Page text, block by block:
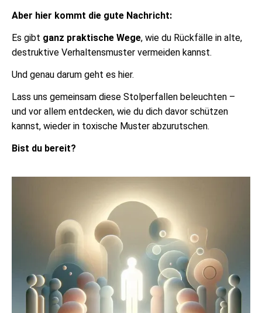
Aber hier kommt die gute Nachricht:
Es gibt ganz praktische Wege, wie du Rückfälle in alte,
destruktive Verhaltensmuster vermeiden kannst.
Und genau darum geht es hier.
Lass uns gemeinsam diese Stolperfallen beleuchten –
und vor allem entdecken, wie du dich davor schützen
kannst, wieder in toxische Muster abzurutschen.
Bist du bereit?